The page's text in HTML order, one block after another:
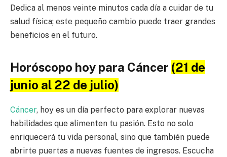
Dedica al menos veinte minutos cada día a cuidar de tu
salud física; este pequeño cambio puede traer grandes
beneficios en el futuro.
Horóscopo hoy para Cáncer (21 de
junio al 22 de julio)
Cáncer, hoy es un día perfecto para explorar nuevas
habilidades que alimenten tu pasión. Esto no solo
enriquecerá tu vida personal, sino que también puede
abrirte puertas a nuevas fuentes de ingresos. Escucha